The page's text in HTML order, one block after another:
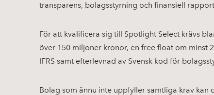
transparens, bolagsstyrning och finansiell
För att kvalificera sig till Spotlight Select krävs
över 150 miljoner kronor, en free float om minst
IFRS samt efterlevnad av Svensk kod för
Bolag som ännu inte uppfyller samtliga krav kan